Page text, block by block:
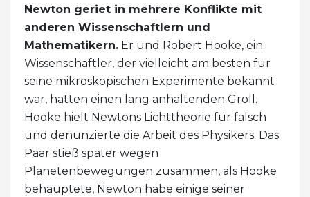
Newton geriet in mehrere Konflikte mit
anderen Wissenschaftlern und
Mathematikern. Er und Robert Hooke, ein
Wissenschaftler, der vielleicht am besten für
seine mikroskopischen Experimente bekannt
war, hatten einen lang anhaltenden Groll.
Hooke hielt Newtons Lichttheorie für falsch
und denunzierte die Arbeit des Physikers. Das
Paar stieß später wegen
Planetenbewegungen zusammen, als Hooke
behauptete, Newton habe einige seiner